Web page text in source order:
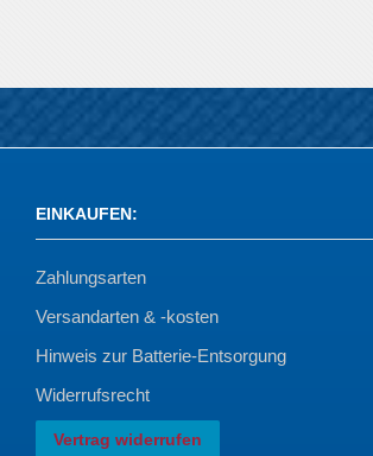
EINKAUFEN:
Zahlungsarten
Versandarten & -kosten
Hinweis zur Batterie-Entsorgung
Widerrufsrecht
Vertrag widerrufen